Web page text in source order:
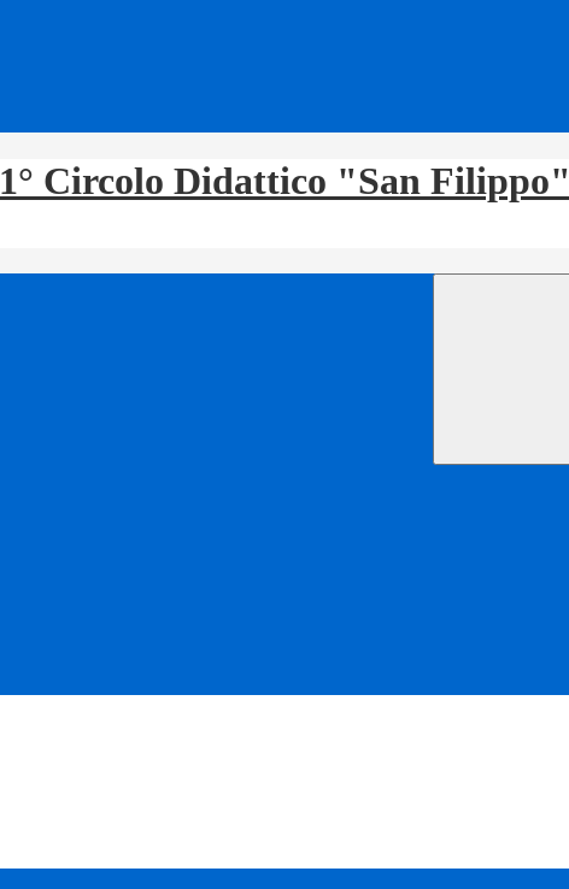
1° Circolo Didattico "San Filippo"